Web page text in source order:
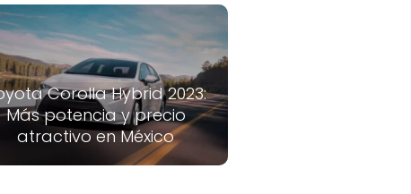
Corolla Hybrid 2023:
Más potencia y precio
atractivo en México